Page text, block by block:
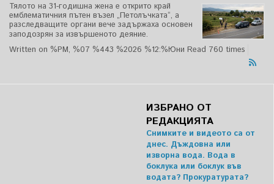
Тялото на 31-годишна жена е открито край
емблематичния пътен възел „Петолъчката“, а
разследващите органи вече задържаха основен
заподозрян за извършеното деяние.
Written on %PM, %07 %443 %2026 %12:%Юни Read 760 times
ИЗБРАНО ОТ
РЕДАКЦИЯТА
Снимките и видеото са от
днес. Дъждовна или
изворна вода. Вода в
боклука или боклук във
водата? Прокуратурата?